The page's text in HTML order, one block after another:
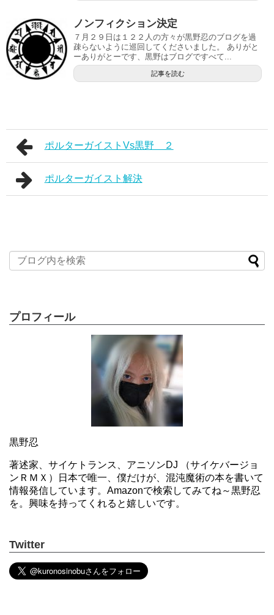
ノンフィクション決定
７月２９日は１２２人の方々が黒野忍のブログを過
疎らないように巡回してくださいました。 ありがと
ーありがとーです、黒野はブログですべて...
記事を読む
ポルターガイストVs黒野 ２
ポルターガイスト解決
プロフィール
黒野忍
著述家、サイケトランス、アニソンDJ （サイケバージョ
ンＲＭＸ）日本で唯一、僕だけが、混沌魔術の本を書いて
情報発信しています。Amazonで検索してみてね～黒野忍
を。興味を持ってくれると嬉しいです。
Twitter